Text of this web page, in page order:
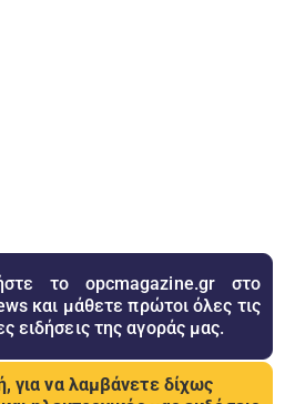
το opcmagazine.gr στο
και μάθετε πρώτοι όλες τις
ειδήσεις της αγοράς μας.
για να λαμβάνετε δίχως